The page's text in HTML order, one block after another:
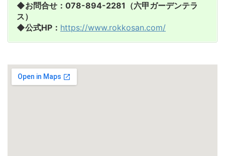
◆お問合せ：078-894-2281（六甲ガーデンテラ
ス）
◆公式HP： https://www.rokkosan.com/